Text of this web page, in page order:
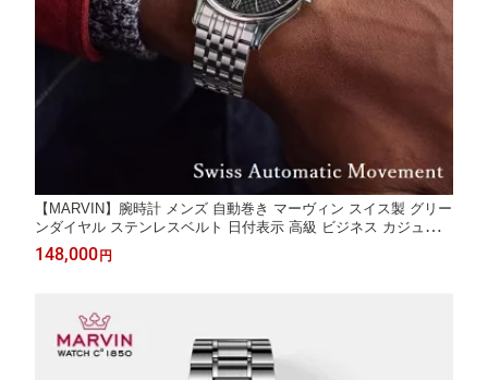
【MARVIN】腕時計 メンズ 自動巻き マーヴィン スイス製 グリー
ンダイヤル ステンレスベルト 日付表示 高級 ビジネス カジュアル
機械式 防水 シンプル 男性用
148,000 円